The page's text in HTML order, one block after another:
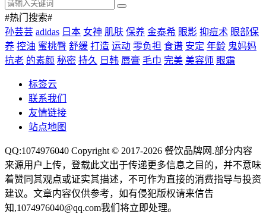
#热门搜索#
孙芸芸 adidas 日本 女神 肌肤 保养 金泰希 眼影 抑痘术 眼部保
养 控油 蜜桃臀 舒缓 打造 运动 零负担 食谱 安定 年龄 鬼妈妈
抗老 的素颜 秘密 持久 日韩 唇膏 毛巾 完美 美容师 眼霜
标签云
联系我们
友情链接
站点地图
QQ:1074976040 Copyright © 2017-2026 餐饮品牌网 .部分内容
来源用户上传，登载此文出于传递更多信息之目的，并不意味
着赞同其观点或证实其描述，不可作为直接的消费指导与投资
建议。文章内容仅供参考，如有侵犯版权请来信告
知,1074976040@qq.com我们将立即处理。